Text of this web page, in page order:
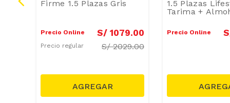
Firme 1.5 Plazas Gris
Precio Online S/ 1079.00
Precio regular S/2029.00
1.5 Plazas
Tarima +
Precio Online